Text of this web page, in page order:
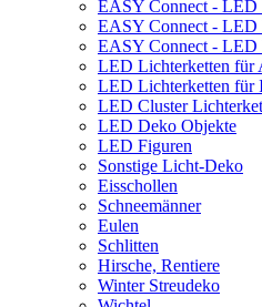
EASY Connect - LED
EASY Connect - LED
EASY Connect - LED
LED Lichterketten für
LED Lichterketten für
LED Cluster
LED Deko Objekte
LED Figuren
Sonstige Licht-Deko
Eisschollen
Schneemänner
Eulen
Schlitten
Hirsche, Rentiere
Winter Streudeko